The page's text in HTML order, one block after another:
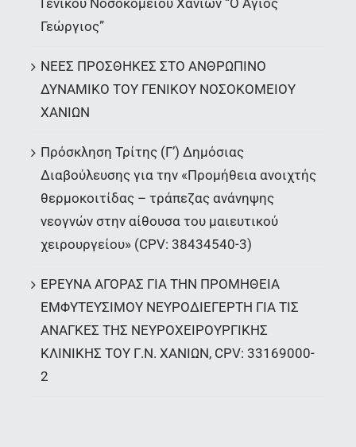
Γεώργιος”
ΝΕΕΣ ΠΡΟΣΘΗΚΕΣ ΣΤΟ ΑΝΘΡΩΠΙΝΟ
ΔΥΝΑΜΙΚΟ ΤΟΥ ΓΕΝΙΚΟΥ ΝΟΣΟΚΟΜΕΙΟΥ
ΧΑΝΙΩΝ
Πρόσκληση Τρίτης (Γ’) Δημόσιας
Διαβούλευσης για την «Προμήθεια ανοιχτής
θερμοκοιτίδας – τράπεζας ανάνηψης
νεογνών στην αίθουσα του μαιευτικού
χειρουργείου» (CPV: 38434540-3)
ΕΡΕΥΝΑ ΑΓΟΡΑΣ ΓΙΑ ΤΗΝ ΠΡΟΜΗΘΕΙΑ
ΕΜΦΥΤΕΥΣΙΜΟΥ ΝΕΥΡΟΔΙΕΓΕΡΤΗ ΓΙΑ ΤΙΣ
ΑΝΑΓΚΕΣ ΤΗΣ ΝΕΥΡΟΧΕΙΡΟΥΡΓΙΚΗΣ
ΚΛΙΝΙΚΗΣ ΤΟΥ Γ.Ν. ΧΑΝΙΩΝ, CPV: 33169000-
2